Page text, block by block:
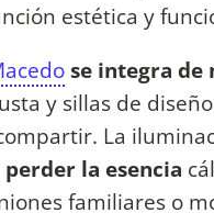
estética y
se integra de
y sillas de
La
la esencia
familiares o